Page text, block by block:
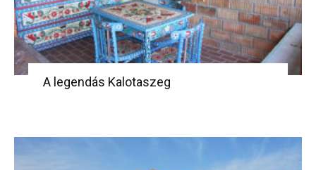
A legendás Kalotaszeg